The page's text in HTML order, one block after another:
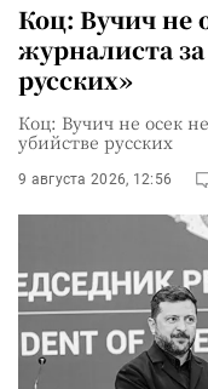
Коц: Вучич не
журналиста
русских»
Коц: Вучич не осек
убийстве русских
9 августа 2026, 12:56